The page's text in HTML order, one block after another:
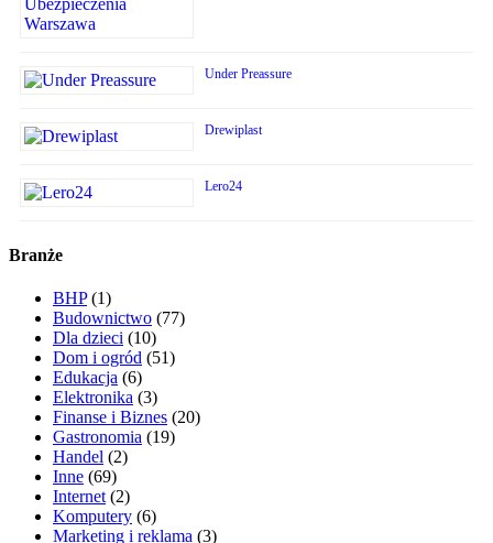
Under Preassure
Drewiplast
Lero24
Branże
BHP(1)
Budownictwo (77)
Dla dzieci (10)
Dom i ogród (51)
Edukacja (6)
Elektronika (3)
Finanse i Biznes (20)
Gastronomia (19)
Handel (2)
Inne (69)
Internet (2)
Komputery (6)
Marketing i reklama (3)